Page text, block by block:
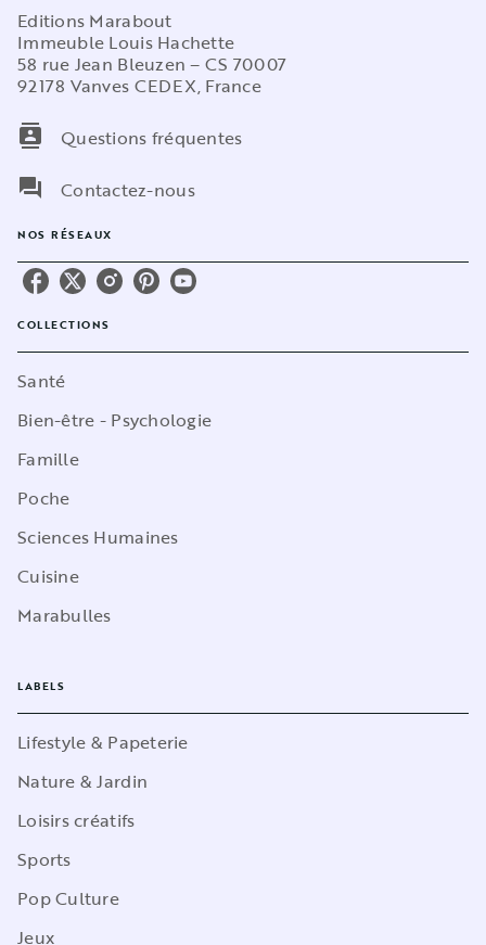
Editions Marabout
Immeuble Louis Hachette
58 rue Jean Bleuzen – CS 70007
92178 Vanves CEDEX, France
contacts
Questions fréquentes
question_answer
Contactez-nous
NOS RÉSEAUX
COLLECTIONS
Santé
Bien-être - Psychologie
Famille
Poche
Sciences Humaines
Cuisine
Marabulles
LABELS
Lifestyle & Papeterie
Nature & Jardin
Loisirs créatifs
Sports
Pop Culture
Jeux